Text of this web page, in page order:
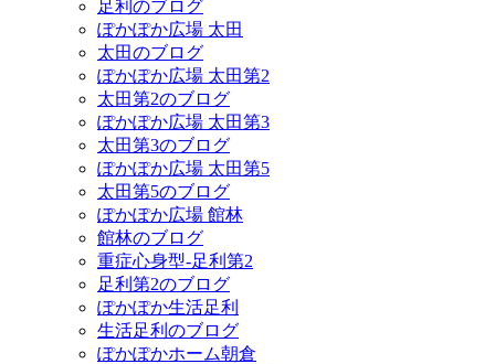
足利のブログ
ぽかぽか広場 太田
太田のブログ
ぽかぽか広場 太田第2
太田第2のブログ
ぽかぽか広場 太田第3
太田第3のブログ
ぽかぽか広場 太田第5
太田第5のブログ
ぽかぽか広場 館林
館林のブログ
重症心身型-足利第2
足利第2のブログ
ぽかぽか生活足利
生活足利のブログ
ぽかぽかホーム朝倉